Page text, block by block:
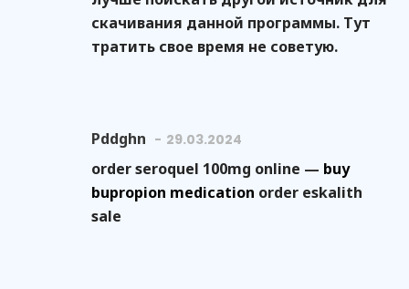
скачивания данной программы. Тут
тратить свое время не советую.
Pddghn 29.03.2024
order seroquel 100mg online — buy
bupropion medication order eskalith
sale